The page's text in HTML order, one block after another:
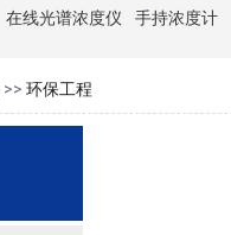
在线光谱浓度仪 手持浓度计
>>环保工程